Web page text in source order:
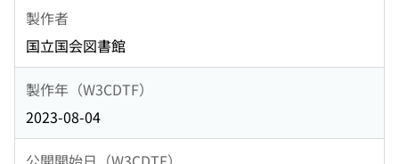
製作者
国立国会図書館
製作年（W3CDTF）
2023-08-04